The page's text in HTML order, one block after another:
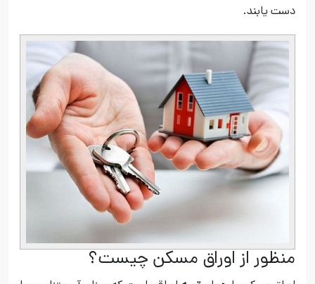
دست یابند.
منظور از اوراق مسکن چیست؟